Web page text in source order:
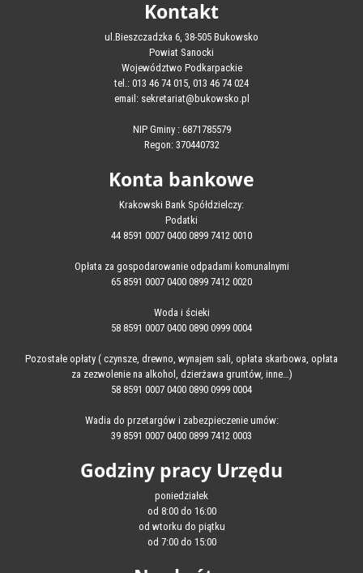
Kontakt
ul.Bieszczadzka 6, 38-505 Bukowsko
Powiat Sanocki
Województwo Podkarpackie
tel.: 013 46 74 015, 013 46 74 024
email: sekretariat@bukowsko.pl
NIP Gminy : 6871785579
Regon: 370440732
Konta bankowe
Krakowski Bank Spółdzielczy:
Podatki
44 8591 0007 0400 0899 7412 0010
Opłata za gospodarowanie odpadami komunalnymi
65 8591 0007 0400 0899 7412 0020
Woda i ścieki
58 8591 0007 0400 0890 0999 0004
Pozostałe opłaty ( czynsze, drewno, wynajem sali, opłata skarbowa, opłata
za zezwolenie na alkohol, dzierżawa gruntów, inne…)
58 8591 0007 0400 0890 0999 0004
Wadia do przetargów i zabezpieczenie umów:
39 8591 0007 0400 0899 7412 0003
Godziny pracy Urzędu
poniedziałek
od 8:00 do 16:00
od wtorku do piątku
od 7:00 do 15:00